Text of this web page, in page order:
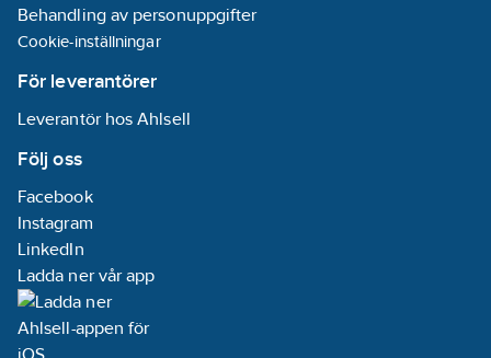
Behandling av personuppgifter
Cookie-inställningar
För leverantörer
Leverantör hos Ahlsell
Följ oss
Facebook
Instagram
LinkedIn
Ladda ner vår app